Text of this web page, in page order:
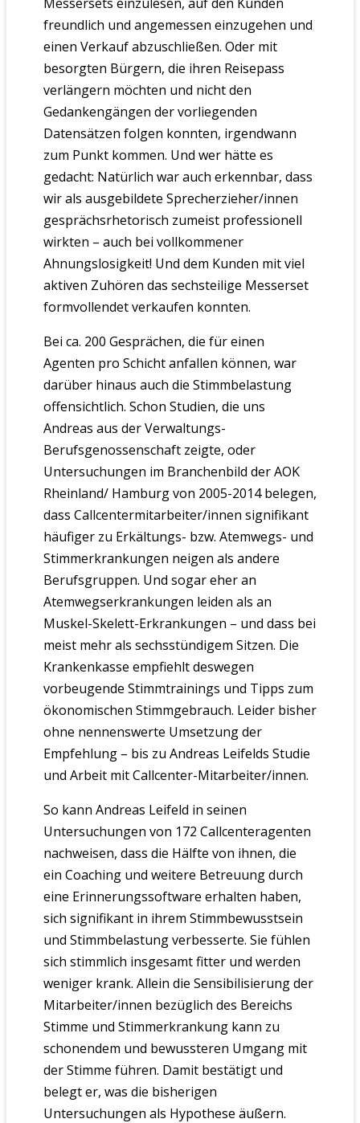
freundlich und angemessen einzugehen und
einen Verkauf abzuschließen. Oder mit
besorgten Bürgern, die ihren Reisepass
verlängern möchten und nicht den
Gedankengängen der vorliegenden
Datensätzen folgen konnten, irgendwann
zum Punkt kommen. Und wer hätte es
gedacht: Natürlich war auch erkennbar, dass
wir als ausgebildete Sprecherzieher/innen
gesprächsrhetorisch zumeist professionell
wirkten – auch bei vollkommener
Ahnungslosigkeit! Und dem Kunden mit viel
aktiven Zuhören das sechsteilige Messerset
formvollendet verkaufen konnten.
Bei ca. 200 Gesprächen, die für einen
Agenten pro Schicht anfallen können, war
darüber hinaus auch die Stimmbelastung
offensichtlich. Schon Studien, die uns
Andreas aus der Verwaltungs-
Berufsgenossenschaft zeigte, oder
Untersuchungen im Branchenbild der AOK
Rheinland/ Hamburg von 2005-2014 belegen,
dass Callcentermitarbeiter/innen signifikant
häufiger zu Erkältungs- bzw. Atemwegs- und
Stimmerkrankungen neigen als andere
Berufsgruppen. Und sogar eher an
Atemwegserkrankungen leiden als an
Muskel-Skelett-Erkrankungen – und dass bei
meist mehr als sechsstündigem Sitzen. Die
Krankenkasse empfiehlt deswegen
vorbeugende Stimmtrainings und Tipps zum
ökonomischen Stimmgebrauch. Leider bisher
ohne nennenswerte Umsetzung der
Empfehlung – bis zu Andreas Leifelds Studie
und Arbeit mit Callcenter-Mitarbeiter/innen.
So kann Andreas Leifeld in seinen
Untersuchungen von 172 Callcenteragenten
nachweisen, dass die Hälfte von ihnen, die
ein Coaching und weitere Betreuung durch
eine Erinnerungssoftware erhalten haben,
sich signifikant in ihrem Stimmbewusstsein
und Stimmbelastung verbesserte. Sie fühlen
sich stimmlich insgesamt fitter und werden
weniger krank. Allein die Sensibilisierung der
Mitarbeiter/innen bezüglich des Bereichs
Stimme und Stimmerkrankung kann zu
schonendem und bewussteren Umgang mit
der Stimme führen. Damit bestätigt und
belegt er, was die bisherigen
Untersuchungen als Hypothese äußern.